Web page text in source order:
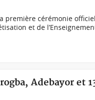
première cérémonie
et de
Adebayor et